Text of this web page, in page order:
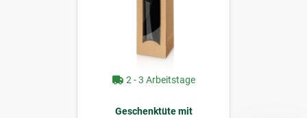
2 - 3 Arbeitstage
Geschenktüte mit